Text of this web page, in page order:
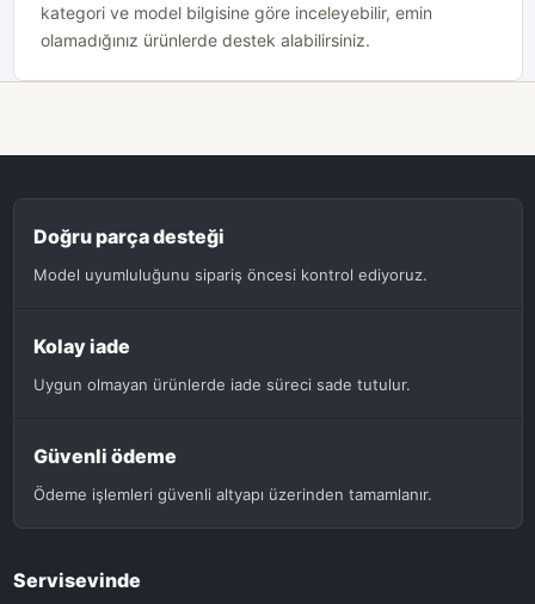
kategori ve model bilgisine göre inceleyebilir, emin
olamadığınız ürünlerde destek alabilirsiniz.
Doğru parça desteği
Model uyumluluğunu sipariş öncesi kontrol ediyoruz.
Kolay iade
Uygun olmayan ürünlerde iade süreci sade tutulur.
Güvenli ödeme
Ödeme işlemleri güvenli altyapı üzerinden tamamlanır.
Servisevinde